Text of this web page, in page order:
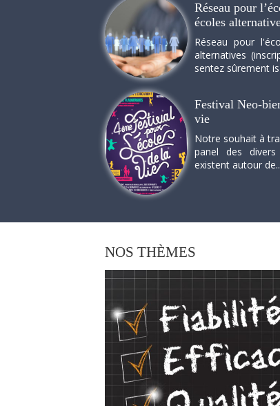
Réseau pour
écoles
Réseau pour
alternatives
sentez sûrement
Festival Neo-
vie
Notre souhait à
panel des
existent autour
NOS THÈMES